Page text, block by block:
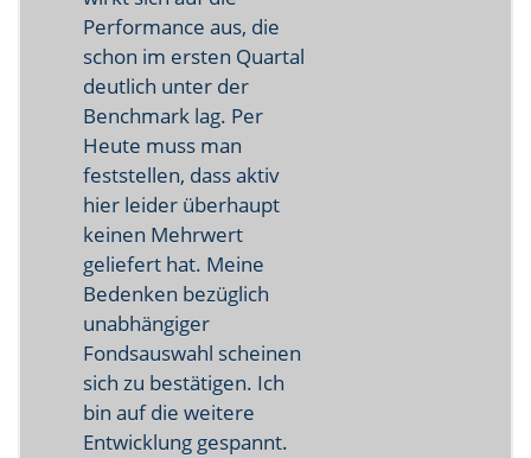
Performance aus, die
schon im ersten Quartal
deutlich unter der
Benchmark lag. Per
Heute muss man
feststellen, dass aktiv
hier leider überhaupt
keinen Mehrwert
geliefert hat. Meine
Bedenken bezüglich
unabhängiger
Fondsauswahl scheinen
sich zu bestätigen. Ich
bin auf die weitere
Entwicklung gespannt.